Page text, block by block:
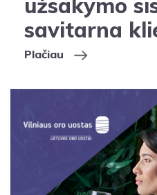
savitarna
Plačiau